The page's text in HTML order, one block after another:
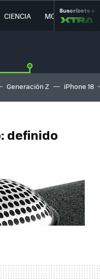
CIENCIA MOVILIDAD
Suscríbete a
Generación Z iPhone 18
definido